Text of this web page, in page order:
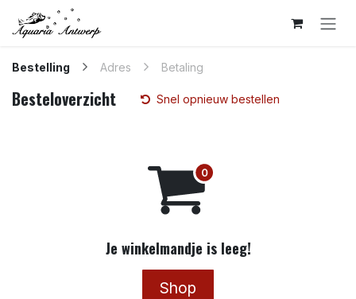
Overslaan naar inhoud
Bestelling Adres Betaling
Besteloverzicht Snel opnieuw bestellen
Je winkelmandje is leeg!
Shop